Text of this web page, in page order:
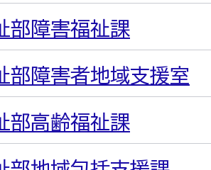
部障害福祉課
部障害者地域支援室
部高齢福祉課